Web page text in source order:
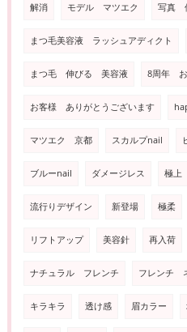
解消 モデル マツエク 写真
まつ毛美容液 ラッシュアディクト
まつ毛 伸びる 美容液 8周年
お客様 ありがとうございます
マツエク 京都 スカルプnail
ブルーnail ダメージレス 極上
流行りデザイン 新登場 極柔
リフトアップ 美容針 再入荷
ナチュラル フレンチ フレンチ
キラキラ 透け感 眉カラー